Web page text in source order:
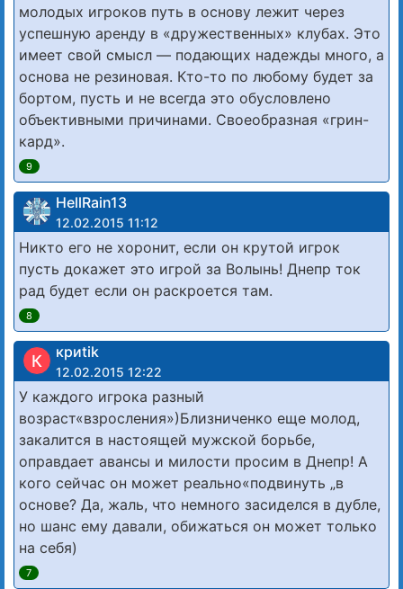
молодых игроков путь в основу лежит через
успешную аренду в «дружественных» клубах. Это
имеет свой смысл — подающих надежды много, а
основа не резиновая. Кто-то по любому будет за
бортом, пусть и не всегда это обусловлено
объективными причинами. Своеобразная «грин-
кард».
9
HellRain13
12.02.2015 11:12
Никто его не хоронит, если он крутой игрок
пусть докажет это игрой за Волынь! Днепр ток
рад будет если он раскроется там.
8
К криtik
12.02.2015 12:22
У каждого игрока разный
возраст«взросления»)Близниченко еще молод,
закалится в настоящей мужской борьбе,
оправдает авансы и милости просим в Днепр! А
кого сейчас он может реально«подвинуть „в
основе? Да, жаль, что немного засиделся в дубле,
но шанс ему давали, обижаться он может только
на себя)
7